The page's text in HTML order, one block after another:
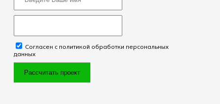
Согласен с политикой обработки персональных
данных
Рассчитать проект